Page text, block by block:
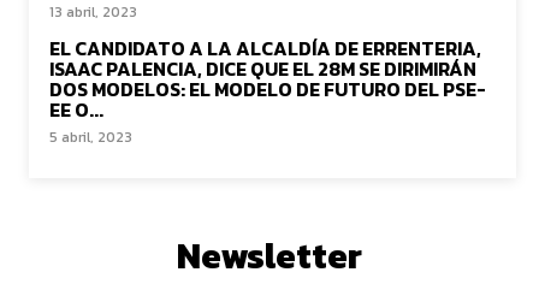
13 abril, 2023
EL CANDIDATO A LA ALCALDÍA DE ERRENTERIA,
ISAAC PALENCIA, DICE QUE EL 28M SE DIRIMIRÁN
DOS MODELOS: EL MODELO DE FUTURO DEL PSE-
EE O...
5 abril, 2023
Newsletter